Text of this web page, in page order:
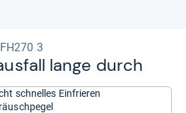
3
lange durch
schnelles Einfrieren